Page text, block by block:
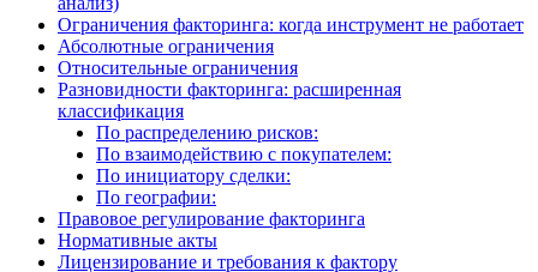
Ограничения факторинга: когда инструмент не работает
Абсолютные ограничения
Относительные ограничения
Разновидности факторинга: расширенная
классификация
По распределению рисков:
По взаимодействию с покупателем:
По инициатору сделки:
По географии:
Правовое регулирование факторинга
Нормативные акты
Лицензирование и требования к фактору